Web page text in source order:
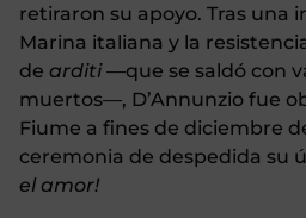
retiraron su apoyo. Tras una
Marina italiana y la
de arditi —que se saldó con
muertos—, D’Annunzio fue
Fiume a fines de diciembre
ceremonia de despedida su
el amor!